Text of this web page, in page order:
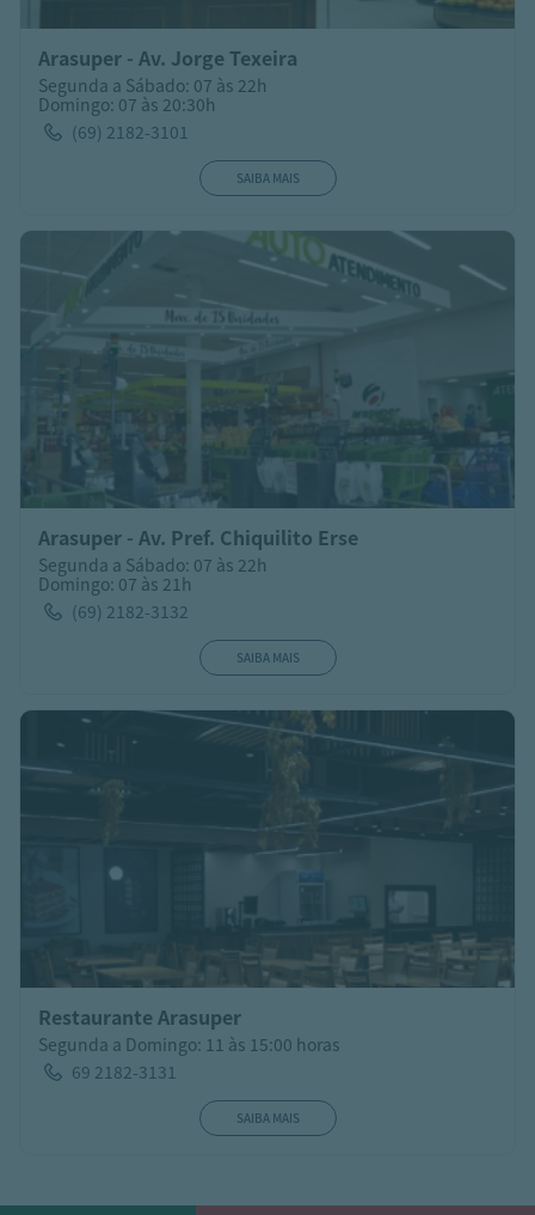
Arasuper - Av. Jorge Texeira
Segunda a Sábado: 07 às 22h
Domingo: 07 às 20:30h
(69) 2182-3101
SAIBA MAIS
Arasuper - Av. Pref. Chiquilito Erse
Segunda a Sábado: 07 às 22h
Domingo: 07 às 21h
(69) 2182-3132
SAIBA MAIS
Restaurante Arasuper
Segunda a Domingo: 11 às 15:00 horas
69 2182-3131
SAIBA MAIS